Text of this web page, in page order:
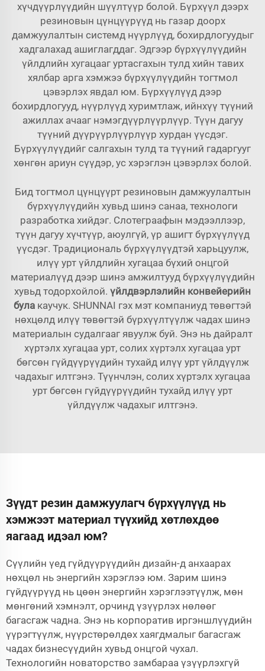
хүчдүүрлүүдийн шүүлтүүр болой. Бүрхүүл дээрх
резиновын цүнцүүрүүд нь газар доорх
дамжуулалтын системд нүүрлүүд, бохирдлогуудыг
хадгалахад ашиглагддаг. Эдгээр бүрхүүлүүдийн
үйлдлийн хугацааг уртасгахын тулд хийн тавих
хялбар арга хэмжээ бүрхүүлүүдийн тогтмол
цэвэрлэх явдал юм. Бүрхүүлүүд дээр
бохирдлогууд, нүүрлүүд хуримтлаж, ийнхүү түүний
ажиллах ачааг нэмэгдүүрлүүрлүүр. Түүн дагуу
түүний дүүрүүрлүүрлүүр хурдан үүсдэг.
Бүрхүүлүүдийг салгахын тулд та түүний гадаргууг
хөнгөн ариун сүүдэр, ус хэрэглэн цэвэрлэх болой.
Бид тогтмол цүнцүүрт резиновын дамжуулалтын
бүрхүүлүүдийн хувьд шинэ санаа, технологи
разработка хийдэг. Слотеграафын мэдээллээр,
түүн дагуу хүчтүүр, аюулгүй, үр ашигт бүрхүүлүүд
үүсдэг. Традициональ бүрхүүлүүдтэй харьцуулж,
илүү урт үйлдлийн хугацаа бүхий онцгой
материалүүд дээр шинэ амжилтууд бүрхүүлүүдийн
хувьд тодорхойлой. үйлдвэрлэлийн конвейерийн
була каучук. SHUNNAI гэх мэт компаниуд төвөгтэй
нөхцөлд илүү төвөгтэй бүрхүүлтүүлж чадах шинэ
материалын судалгааг явуулж буй. Энэ нь дайралт
хүртэлх хугацаа урт, солих хүртэлх хугацаа урт
бөгсөн гүйдүүрүүдийн тухайд илүү урт үйлдүүлж
чадахыг илтгэнэ. Түүнчлэн, солих хүртэлх хугацаа
урт бөгсөн гүйдүүрүүдийн тухайд илүү урт
үйлдүүлж чадахыг илтгэнэ.
Зүүдт резин дамжуулагч бүрхүүлүүд нь
хэмжээт материал түүхийд хөтлөхдөө
яагаад идэал юм?
Сүүлийн үед гүйдүүрүүдийн дизайн-д анхаарах
нөхцөл нь энергийн хэрэглээ юм. Зарим шинэ
гүйдүүрүүд нь цөөн энергийн хэрэглээтүүлж, мөн
мөнгөний хэмнэлт, орчинд үзүүрлэх нөлөөг
багасгаж чадна. Энэ нь корпоратив иргэншлүүдийн
үүрэгтүүлж, нүүрстөрөлдөх хаягдмалыг багасгаж
чадах бизнесүүдийн хувьд онцгой чухал.
Технологийн новаторство замбараа үзүүрлэхгүй